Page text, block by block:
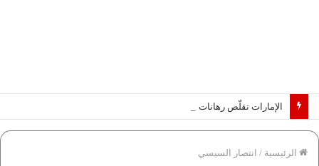
الرئيسية / انتصار السيسي